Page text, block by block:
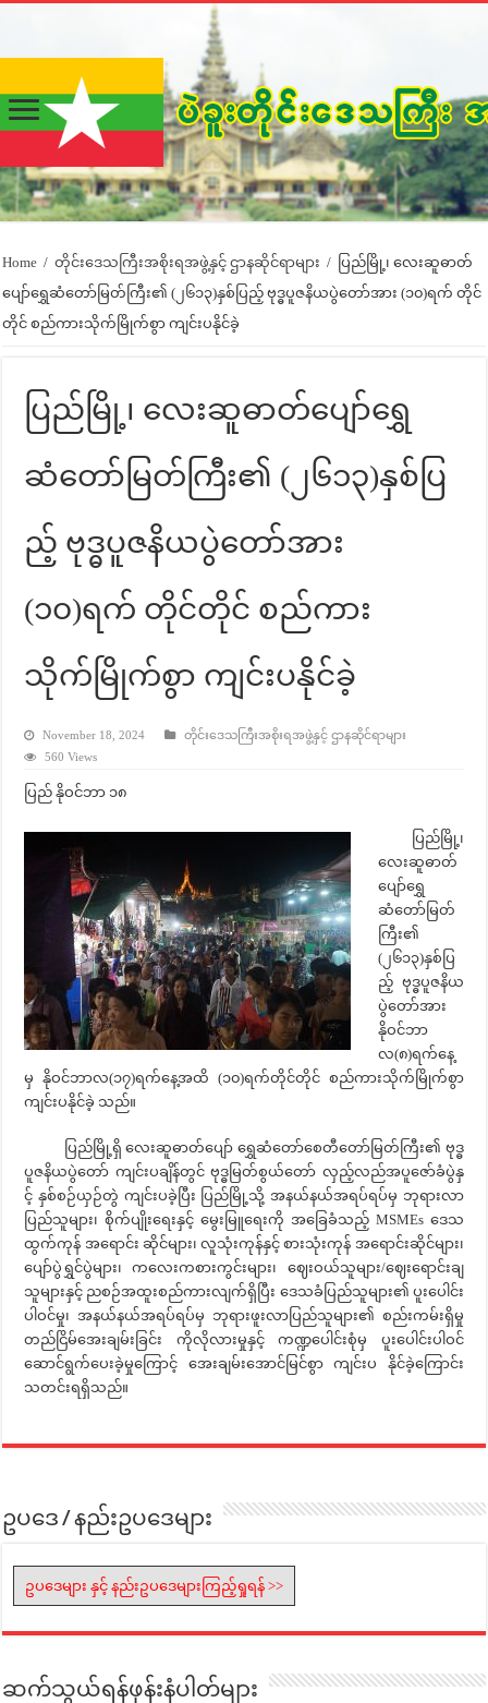
Home / တိုင်းဒေသကြီးအစိုးရအဖွဲ့နှင့် ဌာနဆိုင်ရာများ / ပြည်မြို့၊ လေးဆူဓာတ်
ပျော်ရွှေဆံတော်မြတ်ကြီး၏ (၂၆၁၃)နှစ်ပြည့် ဗုဒ္ဓပူဇနိယပွဲတော်အား (၁၀)ရက် တိုင်
တိုင် စည်ကားသိုက်မြိုက်စွာ ကျင်းပနိုင်ခဲ့
ပြည်မြို့၊ လေးဆူဓာတ်ပျော်ရွှေ
ဆံတော်မြတ်ကြီး၏ (၂၆၁၃)နှစ်ပြ
ည့် ဗုဒ္ဓပူဇနိယပွဲတော်အား
(၁၀)ရက် တိုင်တိုင် စည်ကား
သိုက်မြိုက်စွာ ကျင်းပနိုင်ခဲ့
November 18, 2024
တိုင်းဒေသကြီးအစိုးရအဖွဲ့နှင့် ဌာနဆိုင်ရာများ
560 Views
ပြည် နိုဝင်ဘာ ၁၈
ပြည်မြို့၊
လေးဆူဓာတ်
ပျော်ရွှေ
ဆံတော်မြတ်
ကြီး၏
(၂၆၁၃)နှစ်ပြ
ည့် ဗုဒ္ဓပူဇနိယ
ပွဲတော်အား
နိုဝင်ဘာ
လ(၈)ရက်နေ့
မှ နိုဝင်ဘာလ(၁၇)ရက်နေ့အထိ (၁၀)ရက်တိုင်တိုင် စည်ကားသိုက်မြိုက်စွာ
ကျင်းပနိုင်ခဲ့ သည်။
ပြည်မြို့ရှိ လေးဆူဓာတ်ပျော် ရွှေဆံတော်စေတီတော်မြတ်ကြီး၏ ဗုဒ္ဓ
ပူဇနိယပွဲတော် ကျင်းပချိန်တွင် ဗုဒ္ဓမြတ်စွယ်တော် လှည့်လည်အပူဇော်ခံပွဲနှ
င့် နှစ်စဉ်ယှဉ်တွဲ ကျင်းပခဲ့ပြီး ပြည်မြို့သို့ အနယ်နယ်အရပ်ရပ်မှ ဘုရားလာ
ပြည်သူများ၊ စိုက်ပျိုးရေးနှင့် မွေးမြူရေးကို အခြေခံသည့် MSMEs ဒေသ
ထွက်ကုန် အရောင်း ဆိုင်များ၊ လူသုံးကုန်နှင့် စားသုံးကုန် အရောင်းဆိုင်များ၊
ပျော်ပွဲရွှင်ပွဲများ၊ ကလေးကစားကွင်းများ၊ ဈေးဝယ်သူများ/ဈေးရောင်းချ
သူများနှင့် ညစဉ်အထူးစည်ကားလျက်ရှိပြီး ဒေသခံပြည်သူများ၏ ပူးပေါင်း
ပါဝင်မှု၊ အနယ်နယ်အရပ်ရပ်မှ ဘုရားဖူးလာပြည်သူများ၏ စည်းကမ်းရှိမှု
တည်ငြိမ်အေးချမ်းခြင်း ကိုလိုလားမှုနှင့် ကဏ္ဍပေါင်းစုံမှ ပူးပေါင်းပါဝင်
ဆောင်ရွက်ပေးခဲ့မှုကြောင့် အေးချမ်းအောင်မြင်စွာ ကျင်းပ နိုင်ခဲ့ကြောင်း
သတင်းရရှိသည်။
ဥပဒေ / နည်းဥပဒေများ
ဥပဒေများ နှင့် နည်းဥပဒေများကြည့်ရှုရန် >>
ဆက်သွယ်ရန်ဖုန်းနံပါတ်များ